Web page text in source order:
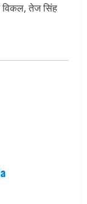
विकल, तेज सिंह